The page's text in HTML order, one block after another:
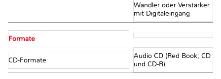
Wandler oder Verstärker
mit Digitaleingang
Formate
CD-Formate
Audio CD (Red Book; CD
und CD-R)